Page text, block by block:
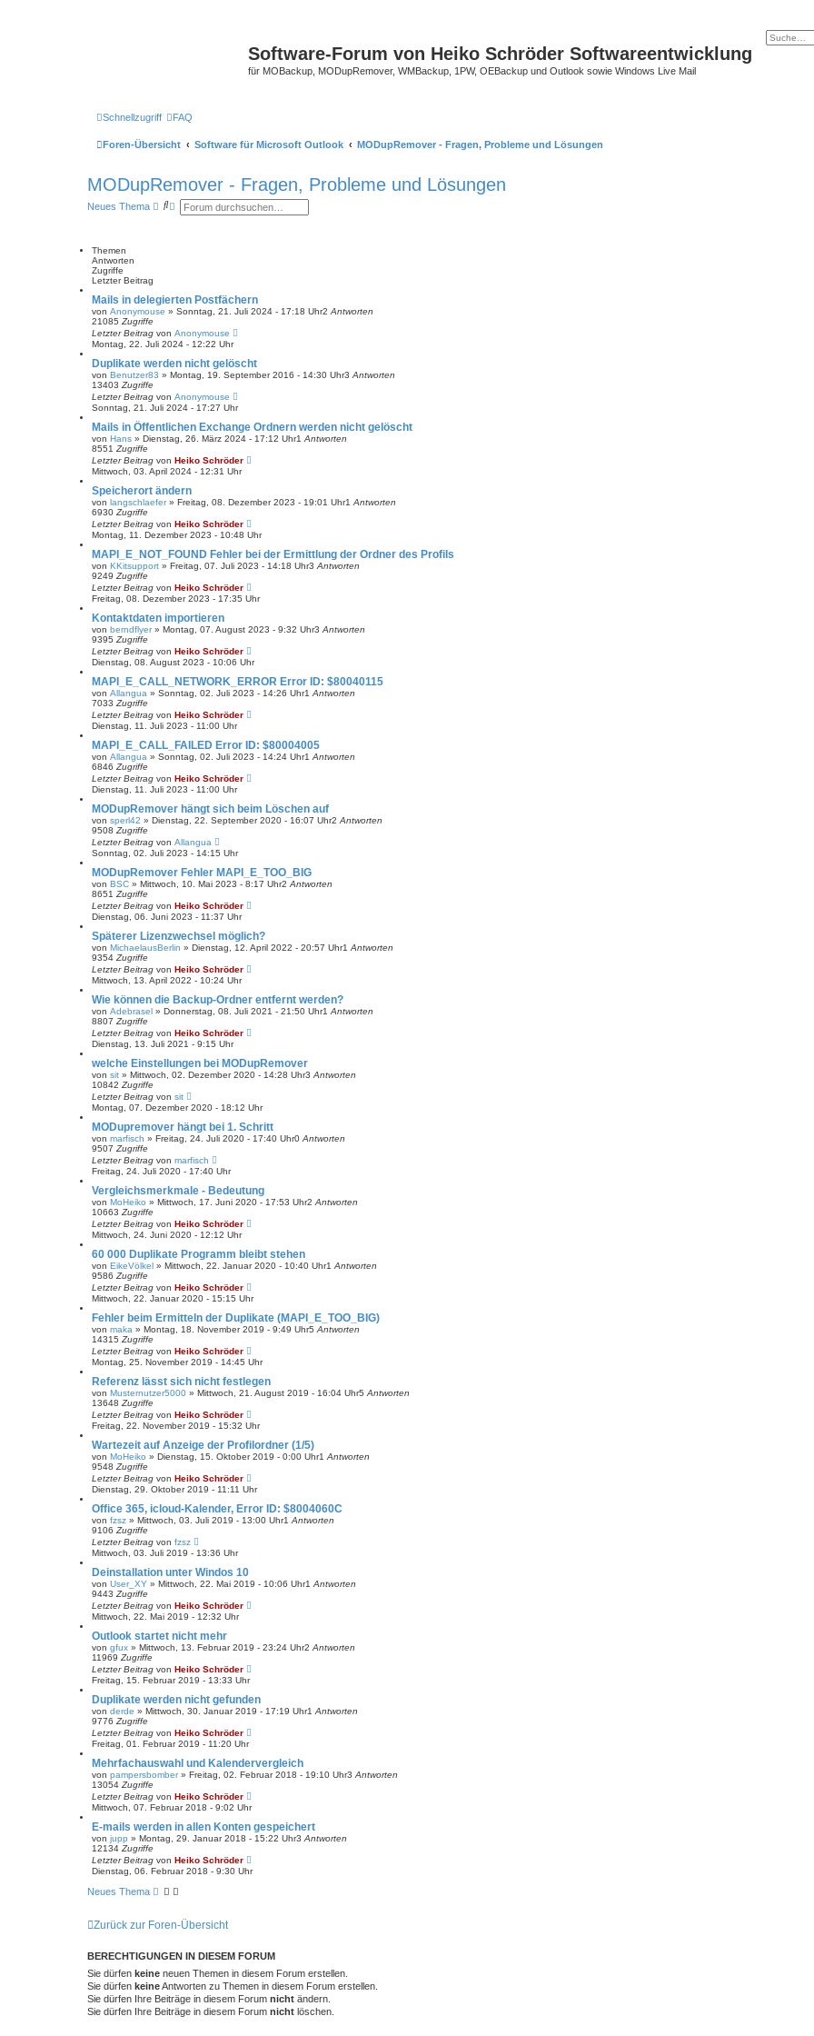
Software-Forum von Heiko Schröder Softwareentwicklung
für MOBackup, MODupRemover, WMBackup, 1PW, OEBackup und Outlook sowie Windows Live Mail
Schnellzugriff FAQ
Foren-Übersicht Software für Microsoft Outlook MODupRemover - Fragen, Probleme und Lösungen
MODupRemover - Fragen, Probleme und Lösungen
Neues Thema
S E
e
S
c
h
Themen
Antworten
Zugriffe
Letzter Beitrag
Mails in delegierten Postfächern
von Anonymouse » Sonntag, 21. Juli 2024 - 17:18 Uhr2 Antworten
21085 Zugriffe
Letzter Beitrag von Anonymouse
Montag, 22. Juli 2024 - 12:22 Uhr
Duplikate werden nicht gelöscht
von Benutzer83 » Montag, 19. September 2016 - 14:30 Uhr3 Antworten
13403 Zugriffe
Letzter Beitrag von Anonymouse
Sonntag, 21. Juli 2024 - 17:27 Uhr
Mails in Öffentlichen Exchange Ordnern werden nicht gelöscht
von Hans » Dienstag, 26. März 2024 - 17:12 Uhr1 Antworten
8551 Zugriffe
Letzter Beitrag von Heiko Schröder
Mittwoch, 03. April 2024 - 12:31 Uhr
Speicherort ändern
von langschlaefer» Freitag, 08. Dezember 2023 - 19:01 Uhr1 Antworten
6930 Zugriffe
Letzter Beitrag von Heiko Schröder
Montag, 11. Dezember 2023 - 10:48 Uhr
MAPI_E_NOT_FOUND Fehler bei der Ermittlung der Ordner des Profils
von KKitsupport » Freitag, 07. Juli 2023 - 14:18 Uhr3 Antworten
9249 Zugriffe
Letzter Beitrag von Heiko Schröder
Freitag, 08. Dezember 2023 - 17:35 Uhr
Kontaktdaten importieren
von berndflyer» Montag, 07. August 2023 - 9:32 Uhr3 Antworten
9395 Zugriffe
Letzter Beitrag von Heiko Schröder
Dienstag, 08. August 2023 - 10:06 Uhr
MAPI_E_CALL_NETWORK_ERROR Error ID: $80040115
von Allangua » Sonntag, 02. Juli 2023 - 14:26 Uhr1 Antworten
7033 Zugriffe
Letzter Beitrag von Heiko Schröder
Dienstag, 11. Juli 2023 - 11:00 Uhr
MAPI_E_CALL_FAILED Error ID: $80004005
von Allangua » Sonntag, 02. Juli 2023 - 14:24 Uhr1 Antworten
6846 Zugriffe
Letzter Beitrag von Heiko Schröder
Dienstag, 11. Juli 2023 - 11:00 Uhr
MODupRemover hängt sich beim Löschen auf
von sperl42 » Dienstag, 22. September 2020 - 16:07 Uhr2 Antworten
9508 Zugriffe
Letzter Beitrag von Allangua
Sonntag, 02. Juli 2023 - 14:15 Uhr
MODupRemover Fehler MAPI_E_TOO_BIG
von BSC » Mittwoch, 10. Mai 2023 - 8:17 Uhr2 Antworten
8651 Zugriffe
Letzter Beitrag von Heiko Schröder
Dienstag, 06. Juni 2023 - 11:37 Uhr
Späterer Lizenzwechsel möglich?
von MichaelausBerlin » Dienstag, 12. April 2022 - 20:57 Uhr1 Antworten
9354 Zugriffe
Letzter Beitrag von Heiko Schröder
Mittwoch, 13. April 2022 - 10:24 Uhr
Wie können die Backup-Ordner entfernt werden?
von Adebrasel » Donnerstag, 08. Juli 2021 - 21:50 Uhr1 Antworten
8807 Zugriffe
Letzter Beitrag von Heiko Schröder
Dienstag, 13. Juli 2021 - 9:15 Uhr
welche Einstellungen bei MODupRemover
von sit » Mittwoch, 02. Dezember 2020 - 14:28 Uhr3 Antworten
10842 Zugriffe
Letzter Beitrag von sit
Montag, 07. Dezember 2020 - 18:12 Uhr
MODupremover hängt bei 1. Schritt
von marfisch » Freitag, 24. Juli 2020 - 17:40 Uhr0 Antworten
9507 Zugriffe
Letzter Beitrag von marfisch
Freitag, 24. Juli 2020 - 17:40 Uhr
Vergleichsmerkmale - Bedeutung
von MoHeiko » Mittwoch, 17. Juni 2020 - 17:53 Uhr2 Antworten
10663 Zugriffe
Letzter Beitrag von Heiko Schröder
Mittwoch, 24. Juni 2020 - 12:12 Uhr
60 000 Duplikate Programm bleibt stehen
von EikeVölkel » Mittwoch, 22. Januar 2020 - 10:40 Uhr1 Antworten
9586 Zugriffe
Letzter Beitrag von Heiko Schröder
Mittwoch, 22. Januar 2020 - 15:15 Uhr
Fehler beim Ermitteln der Duplikate (MAPI_E_TOO_BIG)
von maka » Montag, 18. November 2019 - 9:49 Uhr5 Antworten
14315 Zugriffe
Letzter Beitrag von Heiko Schröder
Montag, 25. November 2019 - 14:45 Uhr
Referenz lässt sich nicht festlegen
von Musternutzer5000 » Mittwoch, 21. August 2019 - 16:04 Uhr5 Antworten
13648 Zugriffe
Letzter Beitrag von Heiko Schröder
Freitag, 22. November 2019 - 15:32 Uhr
Wartezeit auf Anzeige der Profilordner (1/5)
von MoHeiko » Dienstag, 15. Oktober 2019 - 0:00 Uhr1 Antworten
9548 Zugriffe
Letzter Beitrag von Heiko Schröder
Dienstag, 29. Oktober 2019 - 11:11 Uhr
Office 365, icloud-Kalender, Error ID: $8004060C
von fzsz » Mittwoch, 03. Juli 2019 - 13:00 Uhr1 Antworten
9106 Zugriffe
Letzter Beitrag von fzsz
Mittwoch, 03. Juli 2019 - 13:36 Uhr
Deinstallation unter Windos 10
von User_XY » Mittwoch, 22. Mai 2019 - 10:06 Uhr1 Antworten
9443 Zugriffe
Letzter Beitrag von Heiko Schröder
Mittwoch, 22. Mai 2019 - 12:32 Uhr
Outlook startet nicht mehr
von gfux » Mittwoch, 13. Februar 2019 - 23:24 Uhr2 Antworten
11969 Zugriffe
Letzter Beitrag von Heiko Schröder
Freitag, 15. Februar 2019 - 13:33 Uhr
Duplikate werden nicht gefunden
von derde » Mittwoch, 30. Januar 2019 - 17:19 Uhr1 Antworten
9776 Zugriffe
Letzter Beitrag von Heiko Schröder
Freitag, 01. Februar 2019 - 11:20 Uhr
Mehrfachauswahl und Kalendervergleich
von pampersbomber» Freitag, 02. Februar 2018 - 19:10 Uhr3 Antworten
13054 Zugriffe
Letzter Beitrag von Heiko Schröder
Mittwoch, 07. Februar 2018 - 9:02 Uhr
E-mails werden in allen Konten gespeichert
von jupp » Montag, 29. Januar 2018 - 15:22 Uhr3 Antworten
12134 Zugriffe
Letzter Beitrag von Heiko Schröder
Dienstag, 06. Februar 2018 - 9:30 Uhr
Neues Thema
Zurück zur Foren-Übersicht
BERECHTIGUNGEN IN DIESEM FORUM
Sie dürfen keine neuen Themen in diesem Forum erstellen.
Sie dürfen keineAntworten zu Themen in diesem Forum erstellen.
Sie dürfen Ihre Beiträge in diesem Forum nicht ändern.
Sie dürfen Ihre Beiträge in diesem Forum nicht löschen.